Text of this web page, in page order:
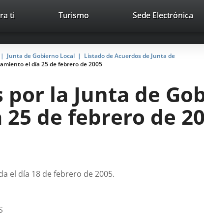
Trabaja con nosotros Contacto
ti TurismoThis
open
in
a
up
window.
Sede ElectrónicaLink
Junta de Gobierno Local
Listado de Acuerdos de Junta de
el día 25 de febrero de 2005
la Junta de
de febrero de
el día 18 de febrero de 2005.